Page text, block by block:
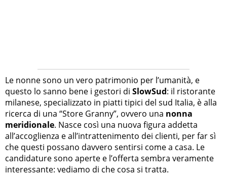
Le nonne sono un vero patrimonio per l’umanità, e
questo lo sanno bene i gestori di SlowSud: il ristorante
milanese, specializzato in piatti tipici del sud Italia, è alla
ricerca di una “Store Granny”, ovvero una nonna
meridionale. Nasce così una nuova figura addetta
all’accoglienza e all’intrattenimento dei clienti, per far sì
che questi possano davvero sentirsi come a casa. Le
candidature sono aperte e l’offerta sembra veramente
interessante: vediamo di che cosa si tratta.